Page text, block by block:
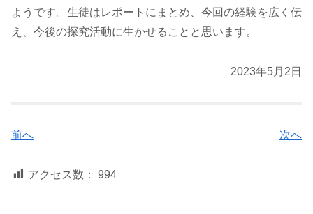
ようです。生徒はレポートにまとめ、今回の経験を広く伝
え、今後の探究活動に生かせることと思います。
2023年5月2日
前へ 次へ
アクセス数： 994